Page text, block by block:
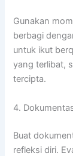
Gunakan
berbagi
untuk ikut
yang terlibat,
tercipta.
4.
Buat
refleksi diri.